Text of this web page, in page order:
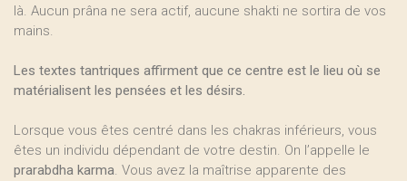
là. Aucun prâna ne sera actif, aucune shakti ne sortira de vos
mains.
Les textes tantriques affirment que ce centre est le lieu où se
matérialisent les pensées et les désirs.
Lorsque vous êtes centré dans les chakras inférieurs, vous
êtes un individu dépendant de votre destin. On l’appelle le
prarabdha karma. Vous avez la maîtrise apparente des